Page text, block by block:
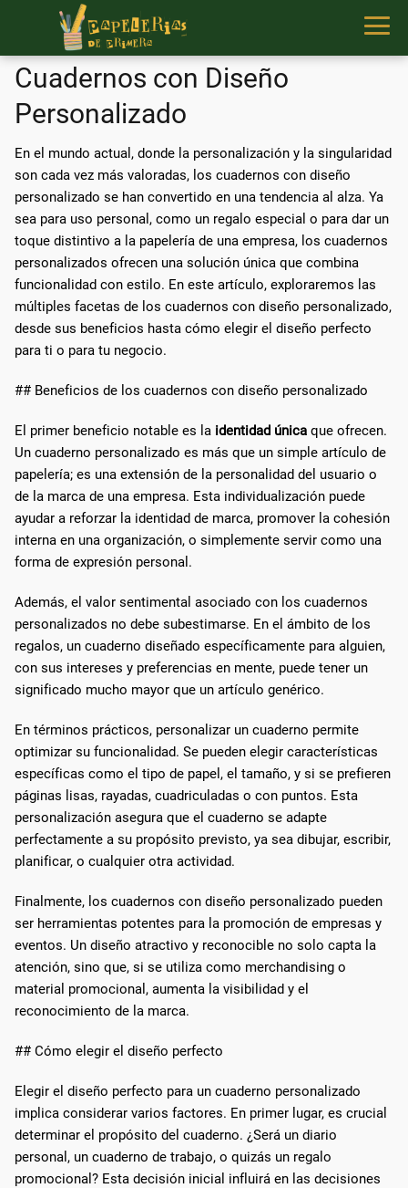
Cuadernos con Diseño
Personalizado
En el mundo actual, donde la personalización y la singularidad
son cada vez más valoradas, los cuadernos con diseño
personalizado se han convertido en una tendencia al alza. Ya
sea para uso personal, como un regalo especial o para dar un
toque distintivo a la papelería de una empresa, los cuadernos
personalizados ofrecen una solución única que combina
funcionalidad con estilo. En este artículo, exploraremos las
múltiples facetas de los cuadernos con diseño personalizado,
desde sus beneficios hasta cómo elegir el diseño perfecto
para ti o para tu negocio.
## Beneficios de los cuadernos con diseño personalizado
El primer beneficio notable es la identidad única que ofrecen.
Un cuaderno personalizado es más que un simple artículo de
papelería; es una extensión de la personalidad del usuario o
de la marca de una empresa. Esta individualización puede
ayudar a reforzar la identidad de marca, promover la cohesión
interna en una organización, o simplemente servir como una
forma de expresión personal.
Además, el valor sentimental asociado con los cuadernos
personalizados no debe subestimarse. En el ámbito de los
regalos, un cuaderno diseñado específicamente para alguien,
con sus intereses y preferencias en mente, puede tener un
significado mucho mayor que un artículo genérico.
En términos prácticos, personalizar un cuaderno permite
optimizar su funcionalidad. Se pueden elegir características
específicas como el tipo de papel, el tamaño, y si se prefieren
páginas lisas, rayadas, cuadriculadas o con puntos. Esta
personalización asegura que el cuaderno se adapte
perfectamente a su propósito previsto, ya sea dibujar, escribir,
planificar, o cualquier otra actividad.
Finalmente, los cuadernos con diseño personalizado pueden
ser herramientas potentes para la promoción de empresas y
eventos. Un diseño atractivo y reconocible no solo capta la
atención, sino que, si se utiliza como merchandising o
material promocional, aumenta la visibilidad y el
reconocimiento de la marca.
## Cómo elegir el diseño perfecto
Elegir el diseño perfecto para un cuaderno personalizado
implica considerar varios factores. En primer lugar, es crucial
determinar el propósito del cuaderno. ¿Será un diario
personal, un cuaderno de trabajo, o quizás un regalo
promocional? Esta decisión inicial influirá en las decisiones